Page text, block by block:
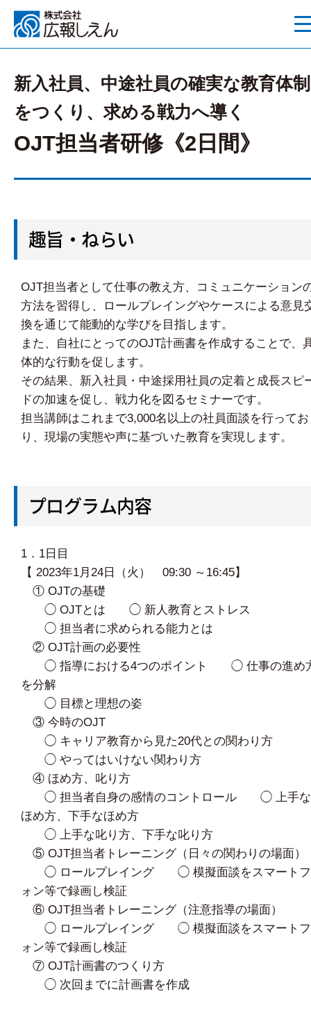
新入社員、中途社員の確実な教育体制
をつくり、求める戦力へ導く
OJT担当者研修《2日間》
趣旨・ねらい
OJT担当者として仕事の教え方、コミュニケーション
方法を習得し、ロールプレイングやケースによる意見
換を通じて能動的な学びを目指します。
また、自社にとってのOJT計画書を作成することで、
体的な行動を促します。
その結果、新入社員・中途採用社員の定着と成長スピ
ドの加速を促し、戦力化を図るセミナーです。
担当講師はこれまで3,000名以上の社員面談を行ってお
り、現場の実態や声に基づいた教育を実現します。
プログラム内容
1．1日目
【 2023年1月24日（火） 09:30 ～16:45】
① OJTの基礎
◯ OJTとは ◯ 新人教育とストレス
◯ 担当者に求められる能力とは
② OJT計画の必要性
◯ 指導における4つのポイント ◯ 仕事の進め
を分解
◯ 目標と理想の姿
③ 今時のOJT
◯ キャリア教育から見た20代との関わり方
◯ やってはいけない関わり方
④ ほめ方、叱り方
◯ 担当者自身の感情のコントロール ◯ 上手な
ほめ方、下手なほめ方
◯ 上手な叱り方、下手な叱り方
⑤ OJT担当者トレーニング（日々の関わりの場面）
◯ ロールプレイング ◯ 模擬面談をスマートフ
ォン等で録画し検証
⑥ OJT担当者トレーニング（注意指導の場面）
◯ ロールプレイング ◯ 模擬面談をスマートフ
ォン等で録画し検証
⑦ OJT計画書のつくり方
◯ 次回までに計画書を作成